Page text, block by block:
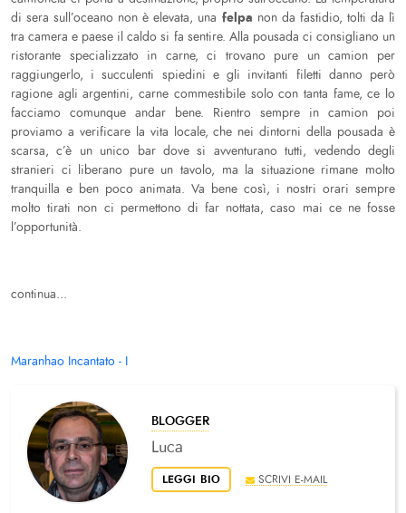
di sera sull’oceano non è elevata, una felpa non da fastidio, tolti da lì
tra camera e paese il caldo si fa sentire. Alla pousada ci consigliano un
ristorante specializzato in carne, ci trovano pure un camion per
raggiungerlo, i succulenti spiedini e gli invitanti filetti danno però
ragione agli argentini, carne commestibile solo con tanta fame, ce lo
facciamo comunque andar bene. Rientro sempre in camion poi
proviamo a verificare la vita locale, che nei dintorni della pousada è
scarsa, c’è un unico bar dove si avventurano tutti, vedendo degli
stranieri ci liberano pure un tavolo, ma la situazione rimane molto
tranquilla e ben poco animata. Va bene così, i nostri orari sempre
molto tirati non ci permettono di far nottata, caso mai ce ne fosse
l’opportunità.
continua...
Maranhao Incantato - I
BLOGGER
Luca
SCRIVI E-MAIL
LEGGI BIO